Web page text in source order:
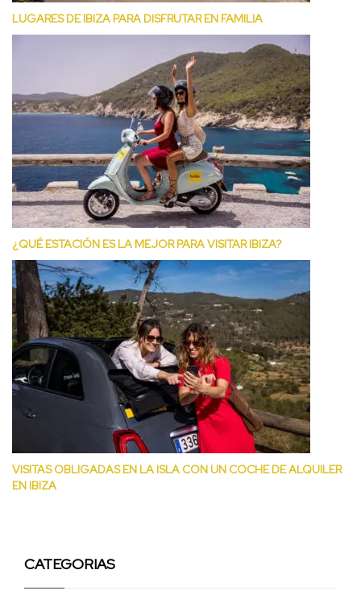
LUGARES DE IBIZA PARA DISFRUTAR EN FAMILIA
¿QUÉ ESTACIÓN ES LA MEJOR PARA VISITAR IBIZA?
VISITAS OBLIGADAS EN LA ISLA CON UN COCHE DE ALQUILER
EN IBIZA
CATEGORIAS